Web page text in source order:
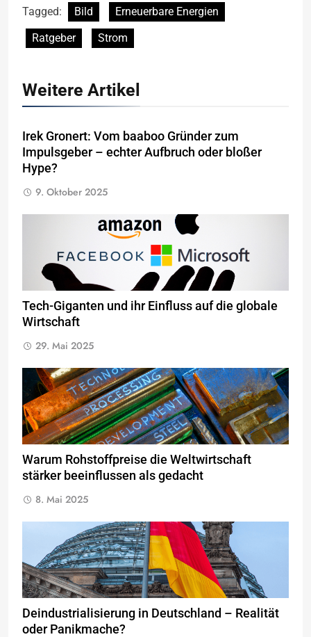
Tagged: Bild
Erneuerbare Energien
Ratgeber
Strom
Weitere Artikel
Irek Gronert: Vom baaboo Gründer zum
Impulsgeber – echter Aufbruch oder bloßer
Hype?
9. Oktober 2025
Tech-Giganten und ihr Einfluss auf die globale
Wirtschaft
29. Mai 2025
Warum Rohstoffpreise die Weltwirtschaft
stärker beeinflussen als gedacht
8. Mai 2025
Deindustrialisierung in Deutschland – Realität
oder Panikmache?